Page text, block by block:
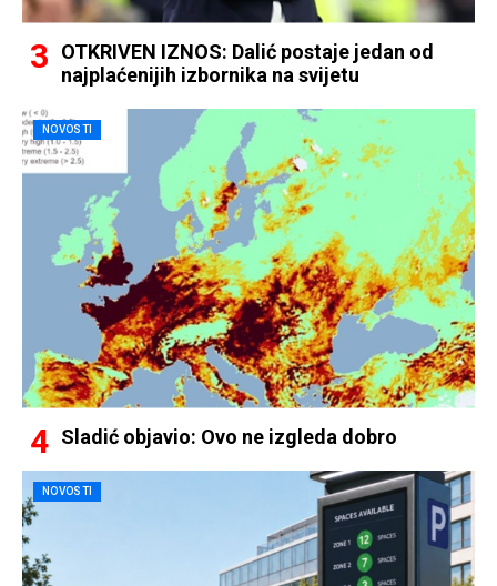
OTKRIVEN IZNOS: Dalić postaje jedan od
najplaćenijih izbornika na svijetu
NOVOSTI
Sladić objavio: Ovo ne izgleda dobro
NOVOSTI